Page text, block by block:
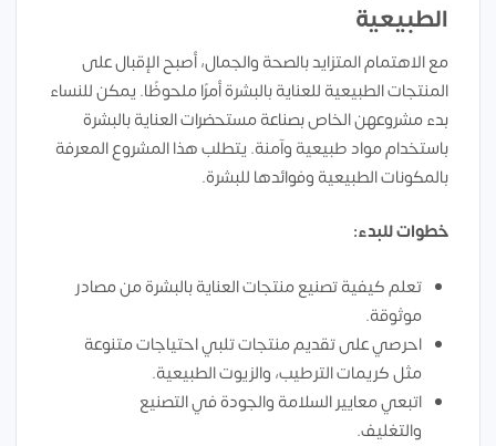
الطبيعية
مع الاهتمام المتزايد بالصحة والجمال، أصبح الإقبال على
المنتجات الطبيعية للعناية بالبشرة أمرًا ملحوظًا. يمكن للنساء
بدء مشروعهن الخاص بصناعة مستحضرات العناية بالبشرة
باستخدام مواد طبيعية وآمنة. يتطلب هذا المشروع المعرفة
بالمكونات الطبيعية وفوائدها للبشرة.
خطوات للبدء:
تعلم كيفية تصنيع منتجات العناية بالبشرة من مصادر
موثوقة.
احرصي على تقديم منتجات تلبي احتياجات متنوعة
مثل كريمات الترطيب، والزيوت الطبيعية.
اتبعي معايير السلامة والجودة في التصنيع
والتغليف.